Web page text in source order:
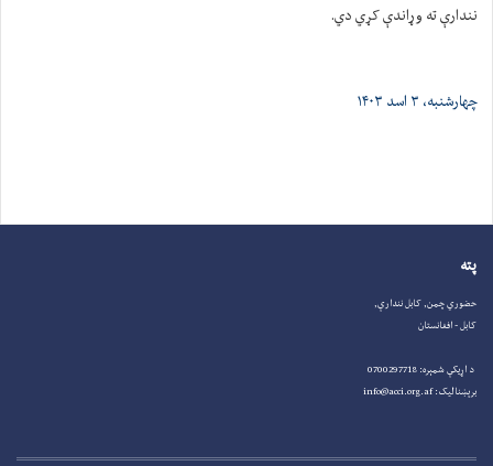
نندارې ته وړاندې کړي دي.
چهارشنبه، ۳ اسد ۱۴۰۳
پته
حضوري چمن, کابل نندارې,
کابل - افغانستان
د اړیکې شمېره: 0700297718
برېښنالیک: info@acci.org.af